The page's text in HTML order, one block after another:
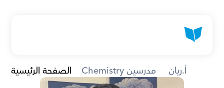
الصفحة الرئيسية Chemistry مدرسين أ.ريان